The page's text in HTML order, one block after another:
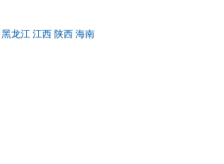
黑龙江 江西 陕西 海南